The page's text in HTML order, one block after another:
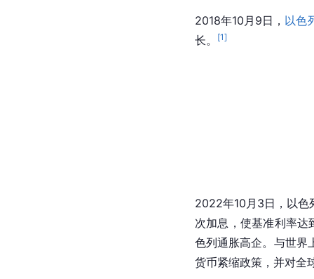
2018年10月9日， 以色
长。
[1]
2022年10月3日，以色
次加息，使基准利率达
色列通胀高企。与世界
货币紧缩政策，并对全